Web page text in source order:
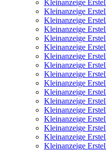
Kleinanzeige
Kleinanzeige
Kleinanzeige
Kleinanzeige
Kleinanzeige
Kleinanzeige
Kleinanzeige
Kleinanzeige
Kleinanzeige
Kleinanzeige
Kleinanzeige
Kleinanzeige
Kleinanzeige
Kleinanzeige
Kleinanzeige
Kleinanzeige
Kleinanzeige